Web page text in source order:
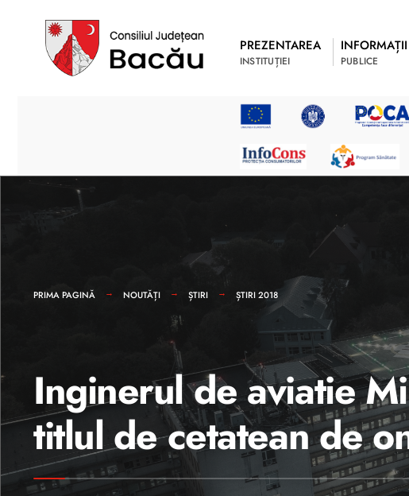
PREZENTAREA
INSTITUȚIEI
INFORMAȚII
PUBLICE
PRIMA PAGINĂ NOUTĂȚI ȘTIRI ȘTIRI 2018
Inginerul de aviatie
titlul de cetatean de